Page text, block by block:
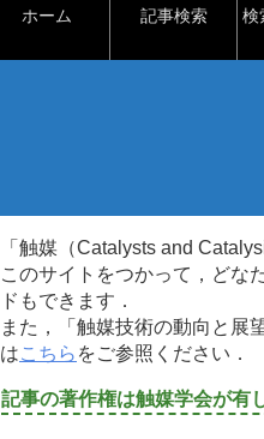
ホーム 記事検索 検
「触媒（Catalysts and
このサイトをつかって，どな
ドもできます．
また，「触媒技術の動向と展
はこちら をご参照ください．
記事の著作権は触媒学会が有